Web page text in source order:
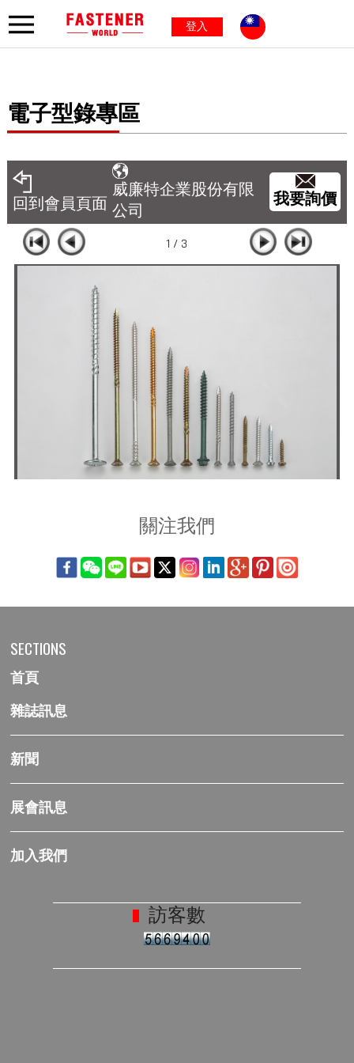
登入
電子型錄專區
回到會員頁面
威廉特企業股份有限
公司
我要詢價
1 / 3
關注我們
SECTIONS
首頁
雜誌訊息
新聞
展會訊息
加入我們
訪客數